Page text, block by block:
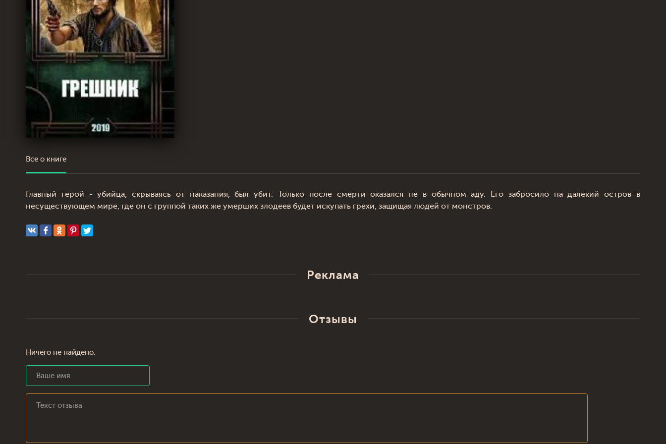
Все о книге
Главный герой - убийца, скрываясь от наказания, был убит. Только после смерти оказался не в обычном аду. Его забросило на далёкий остров в
несуществующем мире, где он с группой таких же умерших злодеев будет искупать грехи, защищая людей от монстров.
Реклама
Отзывы
Ничего не найдено.